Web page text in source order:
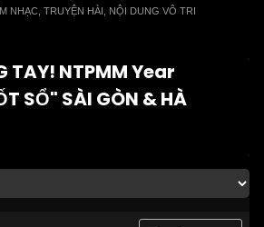
NHẠC, TRUYỆN HÀI, NỘI DUNG VÔ TRI
TAY! NTPMM Year
SỔ" SÀI GÒN & HÀ